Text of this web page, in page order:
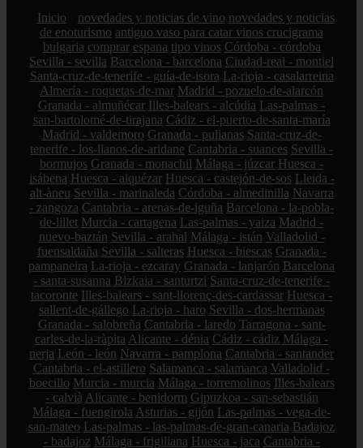
Inicio novedades y noticias de vino novedades y noticias
de enoturismo antiguo vaso para catar vinos crucigrama
bulgaria comprar espana tipo vinos Córdoba - córdoba
Sevilla - sevilla Barcelona - barcelona Ciudad-real - montiel
Santa-cruz-de-tenerife - guía-de-isora La-rioja - casalarreina
Almería - roquetas-de-mar Madrid - pozuelo-de-alarcón
Granada - almuñécar Illes-balears - alcúdia Las-palmas -
san-bartolomé-de-tirajana Cádiz - el-puerto-de-santa-maría
Madrid - valdemoro Granada - pulianas Santa-cruz-de-
tenerife - los-llanos-de-aridane Cantabria - suances Sevilla -
bormujos Granada - monachil Málaga - júzcar Huesca -
isábena Huesca - alquézar Huesca - castejón-de-sos Lleida -
alt-àneu Sevilla - marinaleda Córdoba - almedinilla Navarra
- zangoza Cantabria - arenas-de-iguña Barcelona - la-pobla-
de-lillet Murcia - cartagena Las-palmas - yaiza Madrid -
nuevo-baztán Sevilla - arahal Málaga - istán Valladolid -
fuensaldaña Sevilla - salteras Huesca - biescas Granada -
pampaneira La-rioja - ezcaray Granada - lanjarón Barcelona
- santa-susanna Bizkaia - santurtzi Santa-cruz-de-tenerife -
tacoronte Illes-balears - sant-llorenç-des-cardassar Huesca -
sallent-de-gállego La-rioja - haro Sevilla - dos-hermanas
Granada - salobreña Cantabria - laredo Tarragona - sant-
carles-de-la-ràpita Alicante - dénia Cádiz - cádiz Málaga -
nerja León - león Navarra - pamplona Cantabria - santander
Cantabria - el-astillero Salamanca - salamanca Valladolid -
boecillo Murcia - murcia Málaga - torremolinos Illes-balears
- calvià Alicante - benidorm Gipuzkoa - san-sebastián
Málaga - fuengirola Asturias - gijón Las-palmas - vega-de-
san-mateo Las-palmas - las-palmas-de-gran-canaria Badajoz
- badajoz Málaga - frigiliana Huesca - jaca Cantabria -